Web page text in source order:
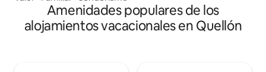
barbacoas, caminar y pasar tiempo en
familia. Situado en el extremo sur de la
isla de Chiloé, en la puerta de entrada de
Lancha Marina
arquitectura para
Amenidades populares de los
alojamientos vacacionales en Quellón